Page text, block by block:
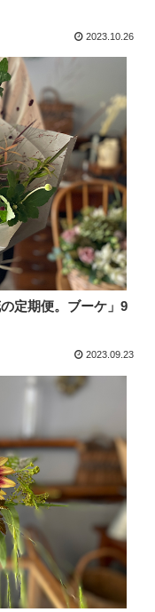
2023.10.26
定期便。ブーケ」9
2023.09.23